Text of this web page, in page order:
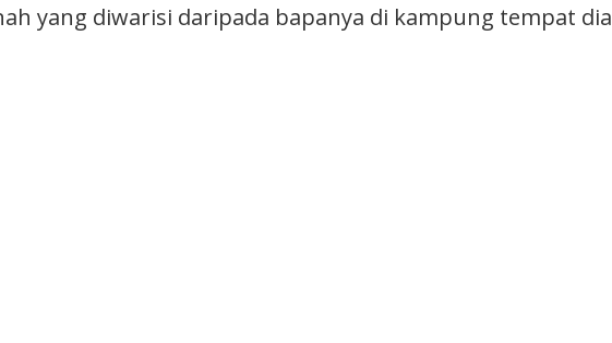
yang diwarisi daripada bapanya di kampung tempat dia